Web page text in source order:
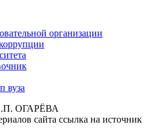
организации
вуза
ОГАРЁВА
сайта ссылка на источник